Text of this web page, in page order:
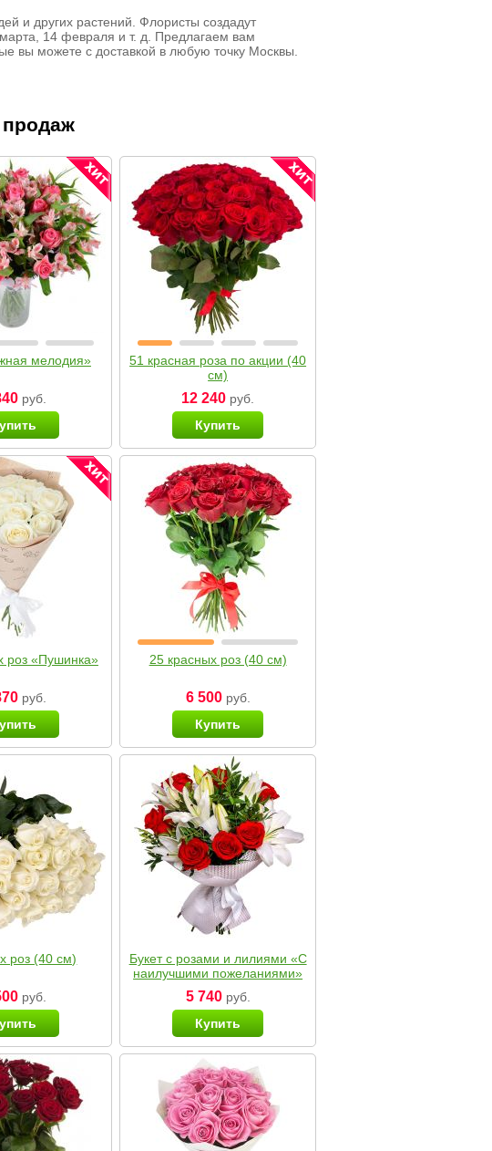
и других растений. Флористы создадут
14 февраля и т. д. Предлагаем вам
вы можете с доставкой в любую точку Москвы.
мелодия»
руб.
51 красная роза по акции (40
см)
12 240 руб.
Купить
роз «Пушинка»
руб.
25 красных роз (40 см)
6 500руб.
Купить
роз (40 см)
руб.
Букет с розами и лилиями «С
наилучшими пожеланиями»
5 740руб.
Купить